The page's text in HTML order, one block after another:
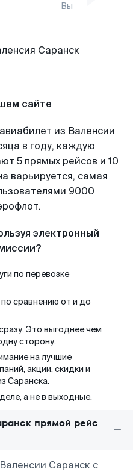
Вы
сайте
из Валенсии
в году, каждую
5 прямых рейсов и 10
варьируется, самая
9000
электронный
по перевозке
сравнению от и до
Это выгоднее чем
сторону.
на лучшие
акции, скидки и
Саранска.
а не в выходные.
прямой рейс
Саранск с